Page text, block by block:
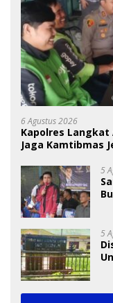
6 Agustus 2026
Kapolres
Jaga Kamtibmas
5
5